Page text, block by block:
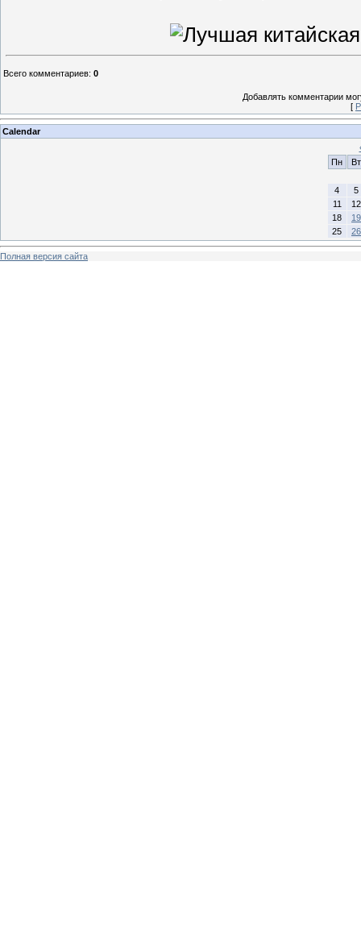
Всего комментариев: 0
Добавлять комментарии
[
Calendar
Пн
Вт
4
5
11
12
18
19
25
26
Полная версия сайта